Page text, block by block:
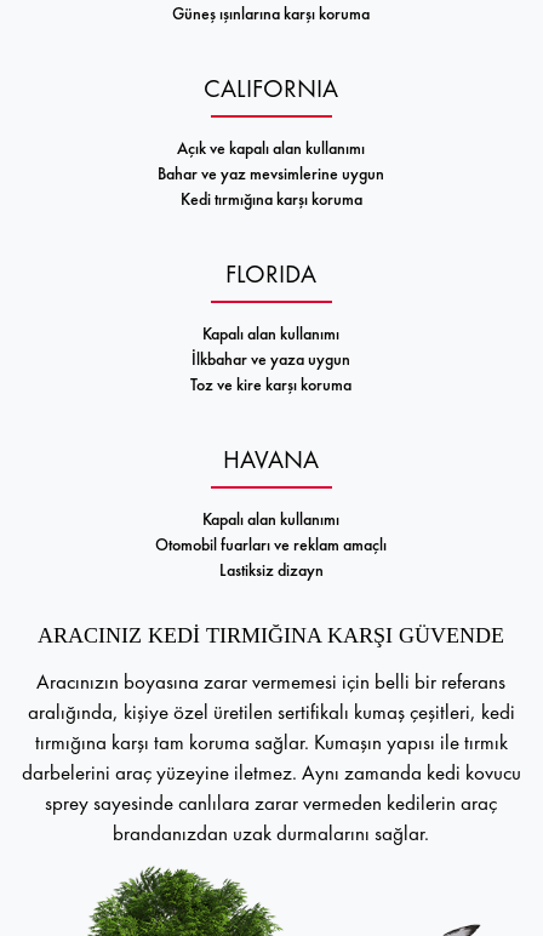
Güneş ışınlarına karşı koruma
CALIFORNIA
Açık ve kapalı alan kullanımı
Bahar ve yaz mevsimlerine uygun
Kedi tırmığına karşı koruma
FLORIDA
Kapalı alan kullanımı
İlkbahar ve yaza uygun
Toz ve kire karşı koruma
HAVANA
Kapalı alan kullanımı
Otomobil fuarları ve reklam amaçlı
Lastiksiz dizayn
ARACINIZ KEDİ TIRMIĞINA KARŞI GÜVENDE
Aracınızın boyasına zarar vermemesi için belli bir referans
aralığında, kişiye özel üretilen sertifikalı kumaş çeşitleri, kedi
tırmığına karşı tam koruma sağlar. Kumaşın yapısı ile tırmık
darbelerini araç yüzeyine iletmez. Aynı zamanda kedi kovucu
sprey sayesinde canlılara zarar vermeden kedilerin araç
brandanızdan uzak durmalarını sağlar.